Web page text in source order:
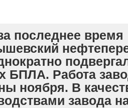
последнее время
БПЛА. Работа
ноября. В
завода